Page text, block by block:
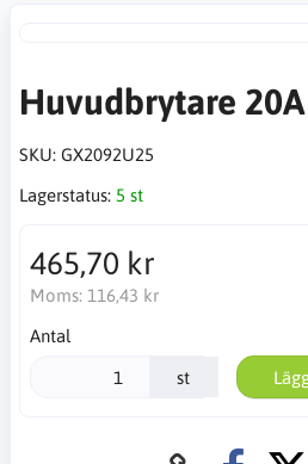
Huvudbrytare 20A
SKU: GX2092U25
Lagerstatus: 5 st
465,70 kr
Moms: 116,43 kr
Antal
st